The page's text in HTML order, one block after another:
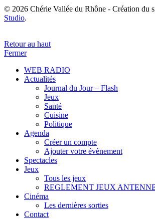
© 2026 Chérie Vallée du Rhône - Création du
Studio.
Retour au haut
Fermer
WEB RADIO
Actualités
Journal du Jour – Flash
Jeux
Santé
Cuisine
Politique
Agenda
Créer un compte
Ajouter votre évènement
Spectacles
Jeux
Tous les jeux
REGLEMENT JEUX
Cinéma
Les dernières sorties
Contact